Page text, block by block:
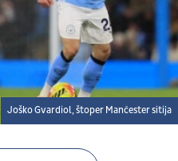
Joško Gvardiol, štoper Mančester sitija